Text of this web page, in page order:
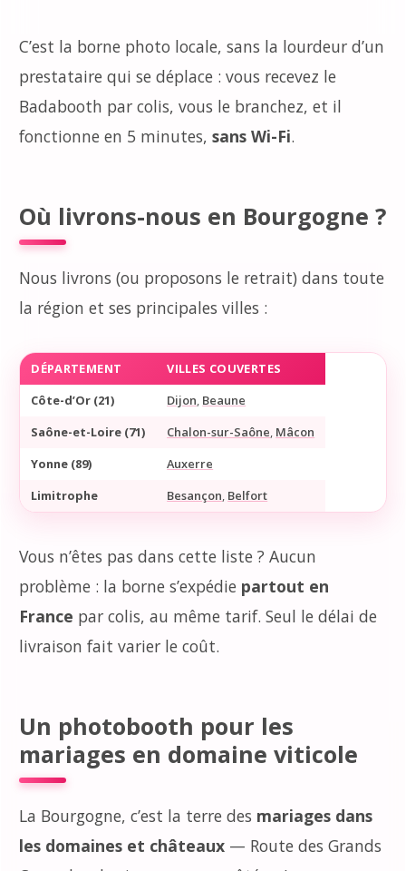
C’est la borne photo locale, sans la lourdeur d’un
prestataire qui se déplace : vous recevez le
Badabooth par colis, vous le branchez, et il
fonctionne en 5 minutes,sans Wi-Fi.
Où livrons-nous en Bourgogne ?
Nous livrons (ou proposons le retrait) dans toute
la région et ses principales villes :
DÉPARTEMENT
VILLES COUVERTES
Côte-d’Or (21)
Dijon, Beaune
Saône-et-Loire (71)
Chalon-sur-Saône, Mâcon
Yonne (89)
Auxerre
Limitrophe
Besançon, Belfort
Vous n’êtes pas dans cette liste ? Aucun
problème : la borne s’expédie partout en
France par colis, au même tarif. Seul le délai de
livraison fait varier le coût.
Un photobooth pour les
mariages en domaine viticole
La Bourgogne, c’est la terre des mariages dans
les domaines et châteaux — Route des Grands